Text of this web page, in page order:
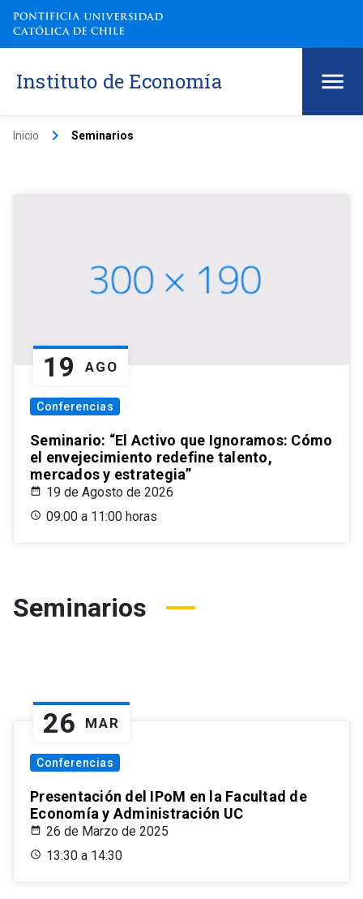
Instituto de Economía
Inicio keyboard_arrow_right Seminarios
19 AGO
Conferencias
Seminario: “El Activo que Ignoramos: Cómo
el envejecimiento redefine talento,
mercados y estrategia”
19 de Agosto de 2026
09:00 a 11:00 horas
Seminarios
26 MAR
Conferencias
Presentación del IPoM en la Facultad de
Economía y Administración UC
26 de Marzo de 2025
13:30 a 14:30